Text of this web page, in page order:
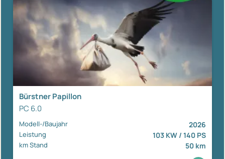
Bürstner Papillon
PC 6.0
Modell-/Baujahr 2026
Leistung 103 KW / 140 PS
km Stand 50 km